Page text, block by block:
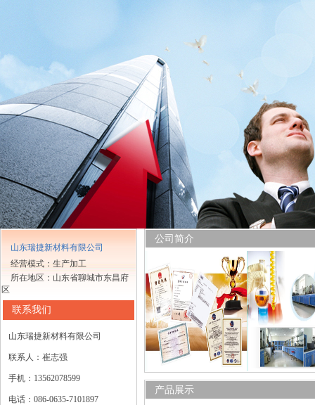
山东瑞捷新材料有限公司
经营模式：生产加工
所在地区：山东省聊城市东昌府
区
联系我们
山东瑞捷新材料有限公司
联系人：崔志强
手机：13562078599
电话：086-0635-7101897
公司简介
产品展示